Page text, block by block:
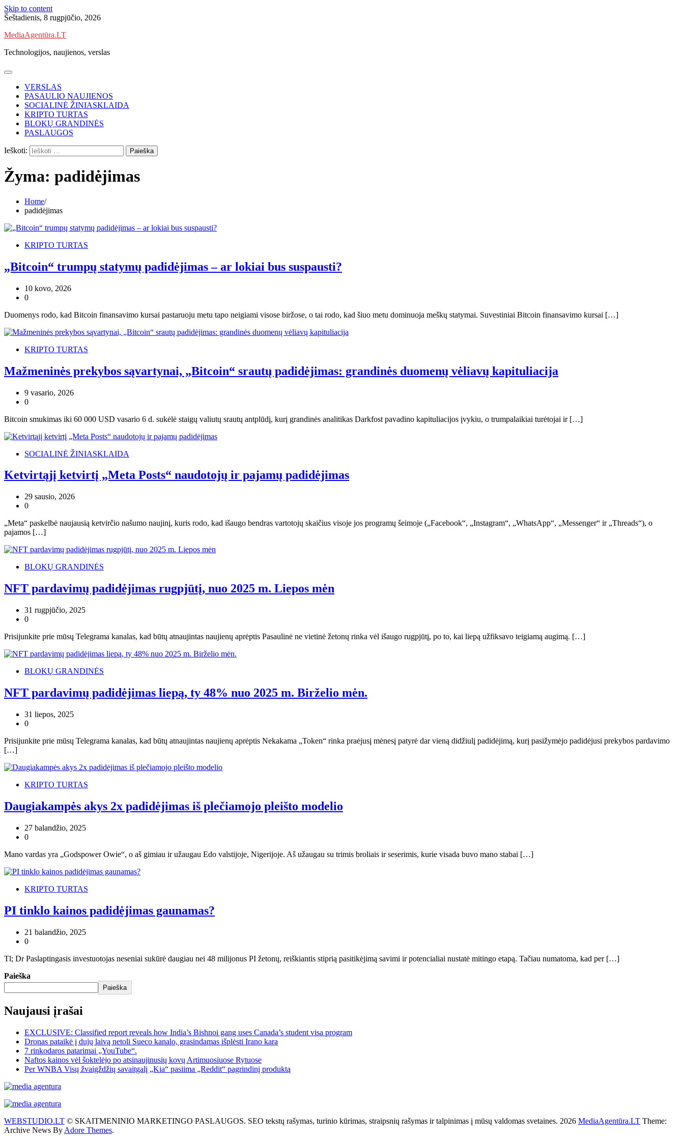
Skip to content
Šeštadienis, 8 rugpjūčio, 2026
MediaAgentūra.LT
Technologijos, naujienos, verslas
VERSLAS
PASAULIO NAUJIENOS
SOCIALINĖ ŽINIASKLAIDA
KRIPTO TURTAS
BLOKŲ GRANDINĖS
PASLAUGOS
Ieškoti:
Žyma: padidėjimas
Home
padidėjimas
KRIPTO TURTAS
„Bitcoin“ trumpų statymų padidėjimas – ar lokiai bus suspausti?
10 kovo, 2026
0
Duomenys rodo, kad Bitcoin finansavimo kursai pastaruoju metu tapo neigiami visose biržose, o tai rodo, kad šiuo metu dominuoja meškų statymai. Suvestiniai Bitcoin finansavimo kursai […]
KRIPTO TURTAS
Mažmeninės prekybos sąvartynai, „Bitcoin“ srautų padidėjimas: grandinės duomenų vėliavų kapituliacija
9 vasario, 2026
0
Bitcoin smukimas iki 60 000 USD vasario 6 d. sukėlė staigų valiutų srautų antplūdį, kurį grandinės analitikas Darkfost pavadino kapituliacijos įvykiu, o trumpalaikiai turėtojai ir […]
SOCIALINĖ ŽINIASKLAIDA
Ketvirtąjį ketvirtį „Meta Posts“ naudotojų ir pajamų padidėjimas
29 sausio, 2026
0
„Meta“ paskelbė naujausią ketvirčio našumo naujinį, kuris rodo, kad išaugo bendras vartotojų skaičius visoje jos programų šeimoje („Facebook“, „Instagram“, „WhatsApp“, „Messenger“ ir „Threads“), o
pajamos […]
BLOKŲ GRANDINĖS
NFT pardavimų padidėjimas rugpjūtį, nuo 2025 m. Liepos mėn
31 rugpjūčio, 2025
0
Prisijunkite prie mūsų Telegrama kanalas, kad būtų atnaujintas naujienų aprėptis Pasaulinė ne vietinė žetonų rinka vėl išaugo rugpjūtį, po to, kai liepą užfiksavo teigiamą augimą. […]
BLOKŲ GRANDINĖS
NFT pardavimų padidėjimas liepą, ty 48% nuo 2025 m. Birželio mėn.
31 liepos, 2025
0
Prisijunkite prie mūsų Telegrama kanalas, kad būtų atnaujintas naujienų aprėptis Nekakama „Token“ rinka praėjusį mėnesį patyrė dar vieną didžiulį padidėjimą, kurį pasižymėjo padidėjusi prekybos pardavimo
[…]
KRIPTO TURTAS
Daugiakampės akys 2x padidėjimas iš plečiamojo pleišto modelio
27 balandžio, 2025
0
Mano vardas yra „Godspower Owie“, o aš gimiau ir užaugau Edo valstijoje, Nigerijoje. Aš užaugau su trimis broliais ir seserimis, kurie visada buvo mano stabai […]
KRIPTO TURTAS
PI tinklo kainos padidėjimas gaunamas?
21 balandžio, 2025
0
Tl; Dr Paslaptingasis investuotojas neseniai sukūrė daugiau nei 48 milijonus PI žetonų, reiškiantis stiprią pasitikėjimą savimi ir potencialiai nustatė mitingo etapą. Tačiau numatoma, kad per […]
Paieška
Paieška
Naujausi įrašai
EXCLUSIVE: Classified report reveals how India’s Bishnoi gang uses Canada’s student visa program
Dronas pataikė į dujų laivą netoli Sueco kanalo, grasindamas išplėsti Irano karą
7 rinkodaros patarimai „YouTube“.
Naftos kainos vėl šoktelėjo po atsinaujinusių kovų Artimuosiuose Rytuose
Per WNBA Visų žvaigždžių savaitgalį „Kia“ pasiima „Reddit“ pagrindinį produktą
WEBSTUDIO.LT © SKAITMENINIO MARKETINGO PASLAUGOS. SEO tekstų rašymas, turinio kūrimas, straipsnių rašymas ir talpinimas į mūsų valdomas svetaines. 2026 MediaAgentūra.LT Theme:
Archive News By Adore Themes.